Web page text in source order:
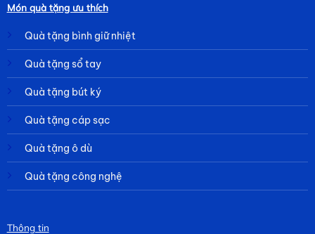
Món quà tặng ưu thích
Quà tặng bình giữ nhiệt
Quà tặng sổ tay
Quà tặng bút ký
Quà tặng cáp sạc
Quà tặng ô dù
Quà tặng công nghệ
Thông tin